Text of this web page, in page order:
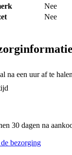
Nee
Nee
na een uur af te
30 dagen na
bezorging